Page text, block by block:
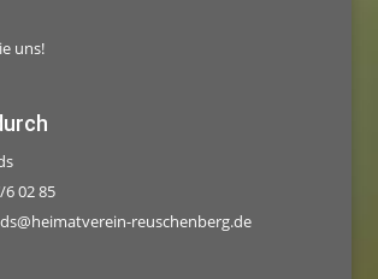
uns!
02 85
reuschenberg.de